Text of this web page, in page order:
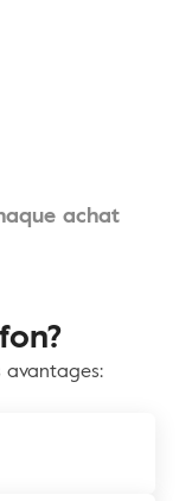
achat
avantages: